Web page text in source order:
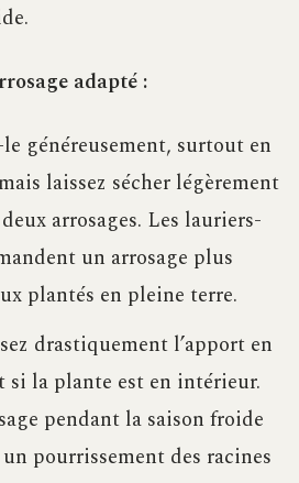
adapté :
généreusement, surtout en
laissez sécher légèrement
arrosages. Les lauriers-
un arrosage plus
plantés en pleine terre.
drastiquement l’apport en
si la plante est en intérieur.
pendant la saison froide
pourrissement des racines